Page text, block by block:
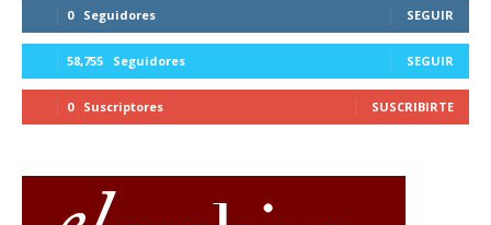
0 Seguidores SEGUIR
58,755 Seguidores SEGUIR
0 Suscriptores SUSCRIBIRTE